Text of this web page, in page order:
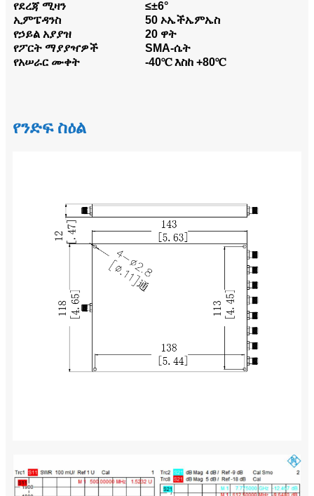
የደረጃ ሚዛን
≤±6°
ኢምፔዳንስ
50 ኦኤችኤምኤስ
የኃይል አያያዝ
20 ዋት
የፖርት ማያያዣዎች
SMA-ሴት
የአሠራር ሙቀት
-40℃ እስከ +80℃
የንድፍ ስዕል